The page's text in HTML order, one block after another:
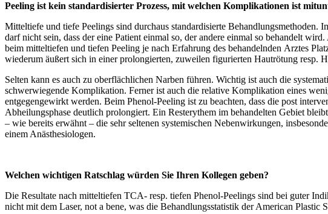
Peeling ist kein standardisierter Prozess, mit welchen Komplikationen ist
Mitteltiefe und tiefe Peelings sind durchaus standardisierte
darf nicht sein, dass der eine Patient einmal so, der andere einmal so behandelt
beim mitteltiefen und tiefen Peeling je nach Erfahrung des behandelnden Arztes
wiederum äußert sich in einer prolongierten, zuweilen figurierten Hautrötung resp.
Selten kann es auch zu oberflächlichen Narben führen. Wichtig ist auch die
schwerwiegende Komplikation. Ferner ist auch die relative Komplikation eines
entgegengewirkt werden. Beim Phenol-Peeling ist zu beachten, dass die post
Abheilungsphase deutlich prolongiert. Ein Resterythem im behandelten Gebiet
– wie bereits erwähnt – die sehr seltenen systemischen Nebenwirkungen,
einem Anästhesiologen.
Welchen wichtigen Ratschlag würden Sie Ihren Kollegen geben?
Die Resultate nach mitteltiefen TCA- resp. tiefen Phenol-Peelings sind bei guter
nicht mit dem Laser, not a bene, was die Behandlungsstatistik der American